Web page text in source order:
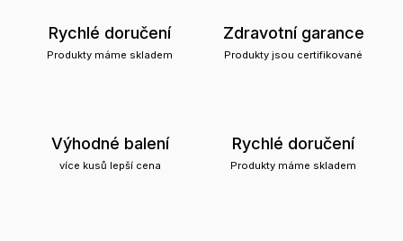
Rychlé doručení
Produkty máme skladem
Zdravotní garance
Produkty jsou certifikované
Výhodné balení
více kusů lepší cena
Rychlé doručení
Produkty máme skladem